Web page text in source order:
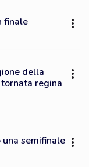
finale
della
regina
una semifinale